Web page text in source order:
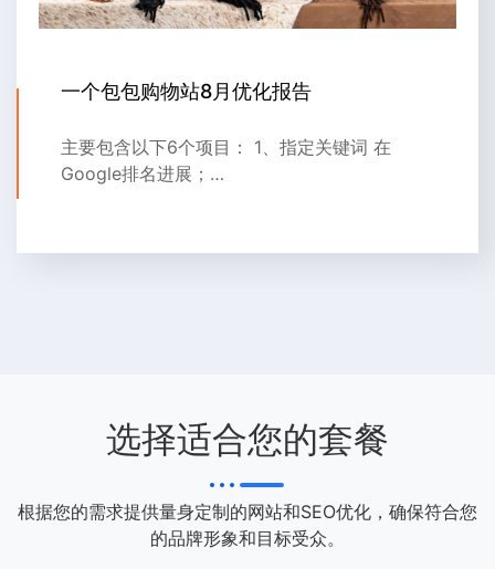
一个包包购物站8月优化报告
主要包含以下6个项目： 1、指定关键词 在
Google排名进展；…
选择适合您的套餐
根据您的需求提供量身定制的网站和SEO优化，确保符合您
的品牌形象和目标受众。